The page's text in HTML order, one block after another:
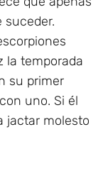
suceder.
la temporada
su primer
uno. Si él
jactar molesto